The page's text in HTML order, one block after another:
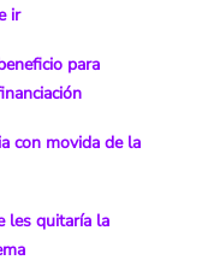
ir
para
con movida de la
les quitaría la